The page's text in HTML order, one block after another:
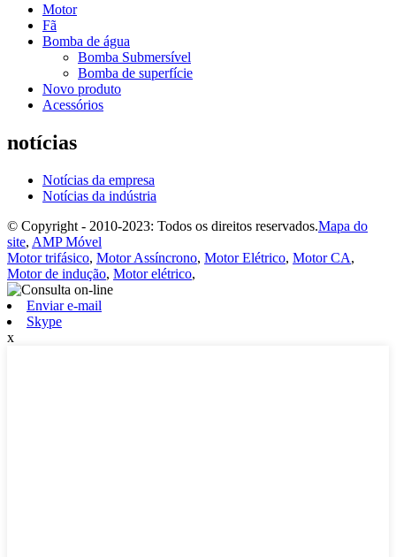
Motor
Fã
Bomba de água
Bomba Submersível
Bomba de superfície
Novo produto
Acessórios
notícias
Notícias da empresa
Notícias da indústria
© Copyright - 2010-2023: Todos os direitos reservados.Mapa do
site, AMP Móvel
Motor trifásico, Motor Assíncrono, Motor Elétrico, Motor CA,
Motor de indução, Motor elétrico,
Enviar e-mail
Skype
x